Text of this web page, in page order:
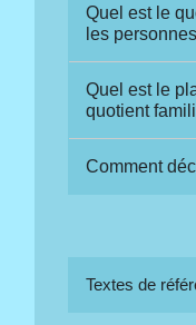
Quel est le
les
Quel est le
quotient
Comment
Textes de